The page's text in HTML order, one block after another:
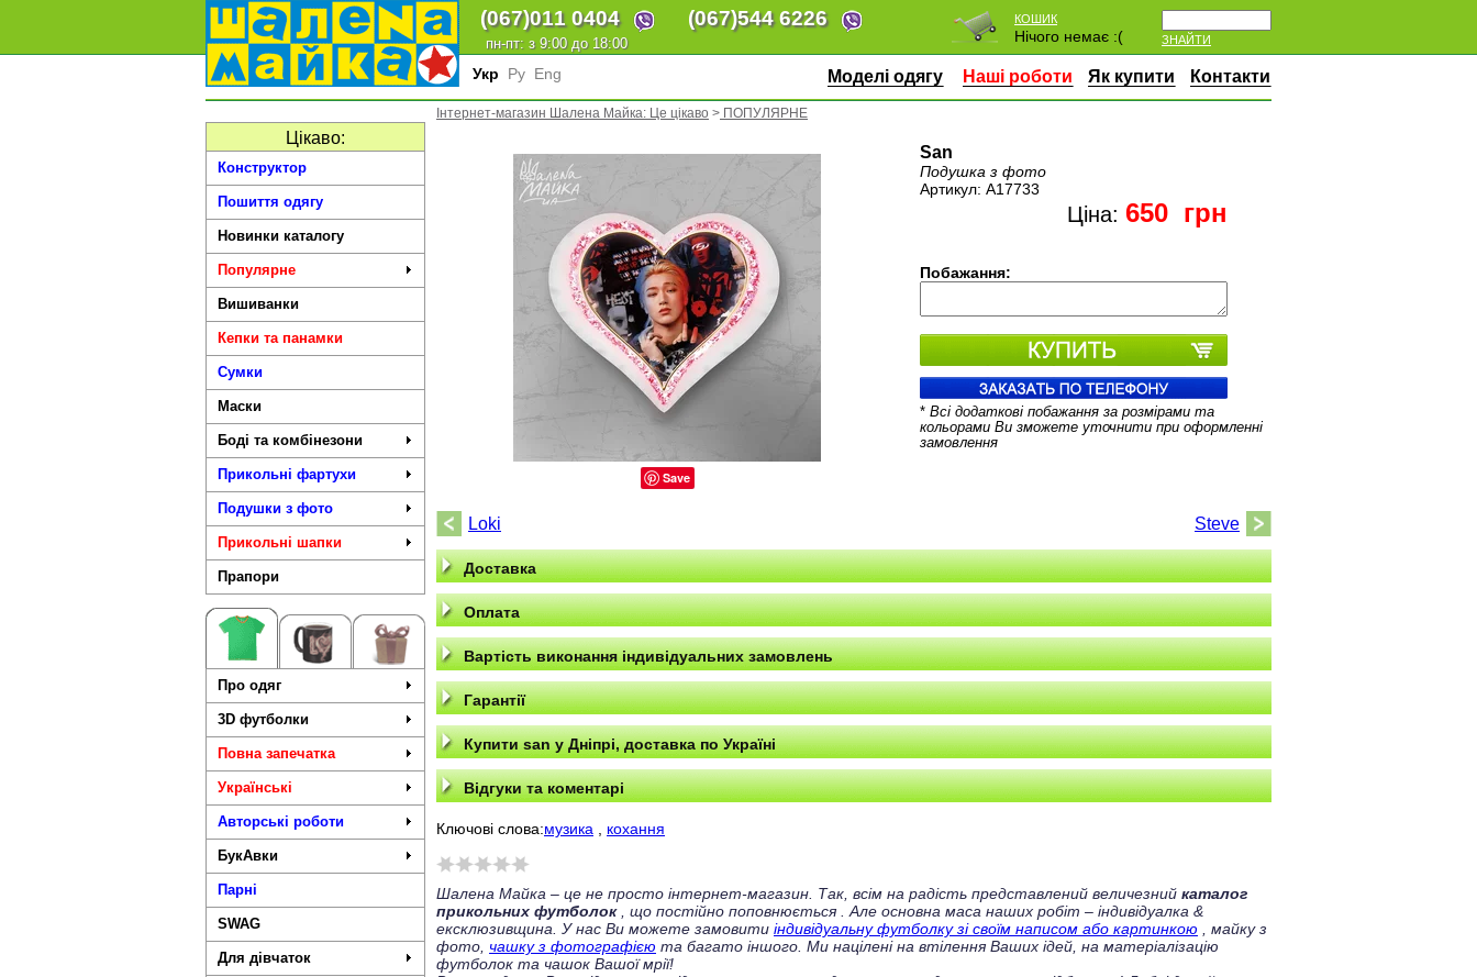
(067)011 0404 (067)544 6226
пн-пт: з 9:00 до 18:00 ЗНАЙТИ
КОШИК
Нічого немає :(
Укр Ру Eng Моделі одягу Наші роботи Як купити Контакти
Цікаво:
Конструктор
Пошиття одягу
Новинки каталогу
Популярне
Вишиванки
Кепки та панамки
Сумки
Маски
Боді та комбінезони
Прикольні фартухи
Подушки з фото
Прикольні шапки
Прапори
Про одяг
3D футболки
Повна запечатка
Українські
Авторські роботи
БукАвки
Парні
SWAG
Для дівчаток
Інтернет-магазин Шалена Майка: Це цікаво > ПОПУЛЯРНЕ
Save
San
Подушка з фото
Артикул: A17733
Ціна: 650 грн
Побажання:
* Всі додаткові побажання за розмірами та
кольорами Ви зможете уточнити при оформленні
замовлення
Loki Steve
Доставка
Оплата
Вартість виконання індивідуальних замовлень
Гарантії
Купити san у Дніпрі, доставка по Україні
Відгуки та коментарі
Ключові слова:музика кохання
Шалена Майка – це не просто інтернет-магазин. Так, всім на радість представлений величезний каталог
прикольних футболок, що постійно поповнюється
. Але основна маса наших робіт – індивідуалка &
ексклюзивщина. У нас Ви можете замовити індивідуальну футболку зі своїм написом або картинкою , майку з
фото, чашку з фотографією та багато іншого. Ми націлені на втілення Ваших ідей, на матеріалізацію
футболок та чашок Вашої мрії!